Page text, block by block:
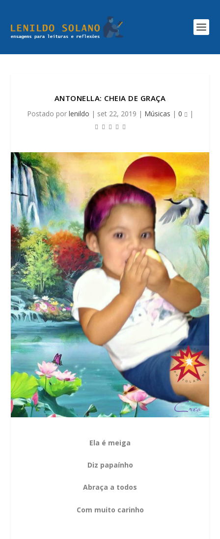
ANTONELLA: CHEIA DE GRAÇA
Postado por lenildo | set 22, 2019 | Músicas | 0 |
Ela é meiga
Diz papaínho
Abraça a todos
Com muito carinho